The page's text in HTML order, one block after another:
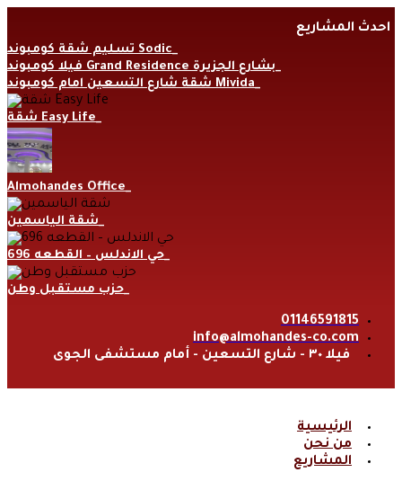
toاحدث المشاريع
تسليم شقة كومبوند Sodic
فيلا كومبوند Grand Residence بشارع الجزيرة
شقة شارع التسعين امام كومبوند Mivida
شقة Easy Life
Almohandes Office
شقة الياسمين
حي الاندلس – القطعه 696
حزب مستقبل وطن
01146591815
info@almohandes-co.com
فيلا ٣٠ - شارع التسعين - أمام مستشفى الجوى
الرئيسية
من نحن
المشاريع